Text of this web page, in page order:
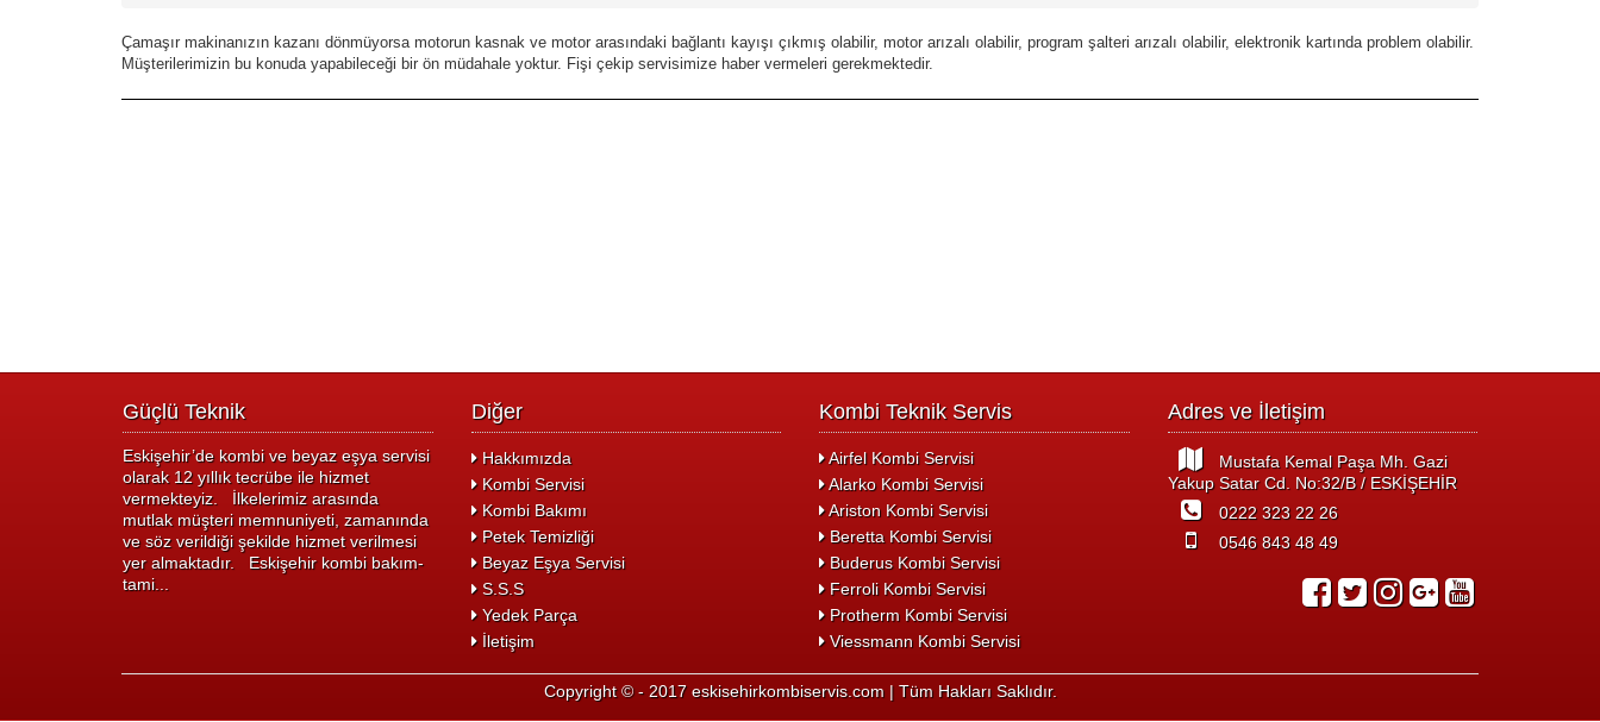
Çamaşır makinanızın kazanı dönmüyorsa motorun kasnak ve motor arasındaki bağlantı kayışı çıkmış olabilir, motor arızalı olabilir, program şalteri arızalı olabilir, elektronik kartında problem olabilir.
Müşterilerimizin bu konuda yapabileceği bir ön müdahale yoktur. Fişi çekip servisimize haber vermeleri gerekmektedir.
Güçlü Teknik
Eskişehir’de kombi ve beyaz eşya servisi
olarak 12 yıllık tecrübe ile hizmet
vermekteyiz. İlkelerimiz arasında
mutlak müşteri memnuniyeti, zamanında
ve söz verildiği şekilde hizmet verilmesi
yer almaktadır. Eskişehir kombi bakım-
tami...
Diğer
Hakkımızda
Kombi Servisi
Kombi Bakımı
Petek Temizliği
Beyaz Eşya Servisi
S.S.S
Yedek Parça
İletişim
Kombi Teknik Servis
Airfel Kombi Servisi
Alarko Kombi Servisi
Ariston Kombi Servisi
Beretta Kombi Servisi
Buderus Kombi Servisi
Ferroli Kombi Servisi
Protherm Kombi Servisi
Viessmann Kombi Servisi
Adres ve İletişim
Mustafa Kemal Paşa Mh. Gazi
Yakup Satar Cd. No:32/B / ESKİŞEHİR
0222 323 22 26
0546 843 48 49
Copyright © - 2017 eskisehirkombiservis.com | Tüm Hakları Saklıdır.